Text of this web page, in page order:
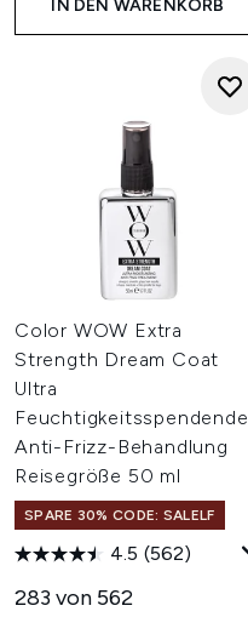
IN DEN WARENKORB
Color WOW Extra
Strength Dream Coat
Ultra
Feuchtigkeitsspendende
Anti-Frizz-Behandlung
Reisegröße 50 ml
SPARE 30% CODE: SALELF
4.5 (562)
283 von 562